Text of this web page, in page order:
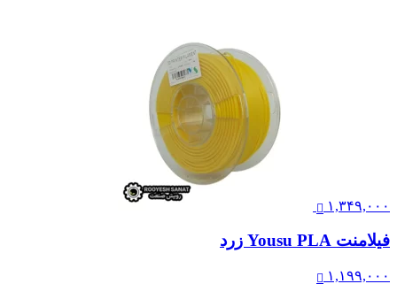
۱,۳۴۹,۰۰۰
فیلامنت Yousu PLA زرد
۱,۱۹۹,۰۰۰